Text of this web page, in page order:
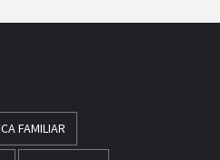
FAMILIAR